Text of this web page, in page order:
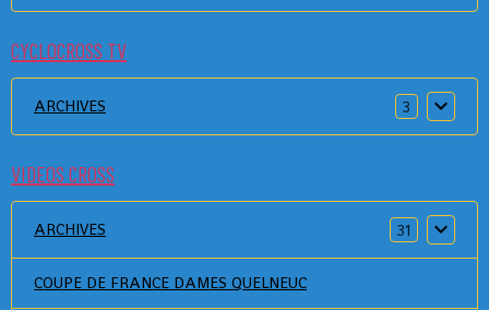
CYCLOCROSS TV
ARCHIVES 3
VIDEOS CROSS
ARCHIVES 31
COUPE DE FRANCE DAMES QUELNEUC